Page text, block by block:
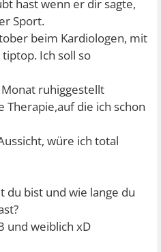
hast wenn er dir sagte,
Sport.
beim Kardiologen, mit
Ich soll so
ruhiggestellt
Therapie,auf die ich schon
würe ich total
du bist und wie lange du
und weiblich xD